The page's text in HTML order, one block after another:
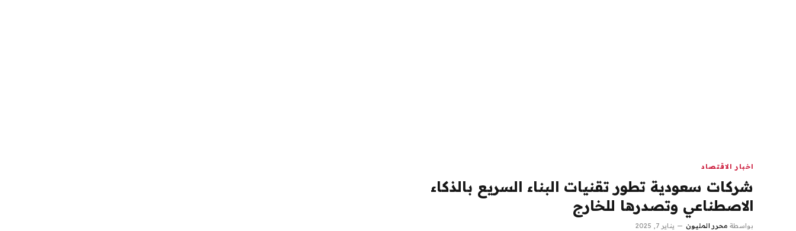
اخبار الاقتصاد
شركات سعودية تطور تقنيات البناء السريع بالذكاء
الاصطناعي وتصدرها للخارج
بواسطة محرر المليون يناير 7, 2025